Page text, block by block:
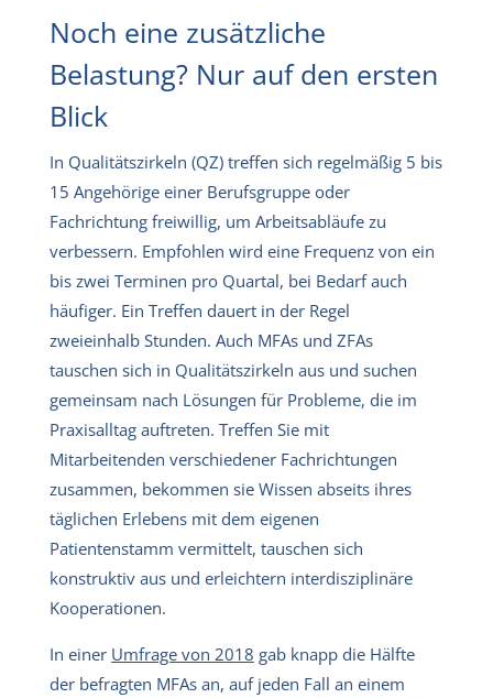
Noch eine zusätzliche
Belastung? Nur auf den ersten
Blick
In Qualitätszirkeln (QZ) treffen sich regelmäßig 5 bis
15 Angehörige einer Berufsgruppe oder
Fachrichtung freiwillig, um Arbeitsabläufe zu
verbessern. Empfohlen wird eine Frequenz von ein
bis zwei Terminen pro Quartal, bei Bedarf auch
häufiger. Ein Treffen dauert in der Regel
zweieinhalb Stunden. Auch MFAs und ZFAs
tauschen sich in Qualitätszirkeln aus und suchen
gemeinsam nach Lösungen für Probleme, die im
Praxisalltag auftreten. Treffen Sie mit
Mitarbeitenden verschiedener Fachrichtungen
zusammen, bekommen sie Wissen abseits ihres
täglichen Erlebens mit dem eigenen
Patientenstamm vermittelt, tauschen sich
konstruktiv aus und erleichtern interdisziplinäre
Kooperationen.
In einer Umfrage von 2018 gab knapp die Hälfte
der befragten MFAs an, auf jeden Fall an einem